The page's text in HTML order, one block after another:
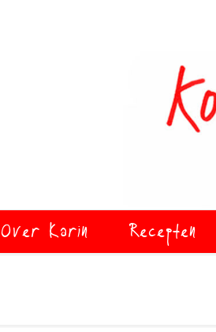
Over Karin Recepten